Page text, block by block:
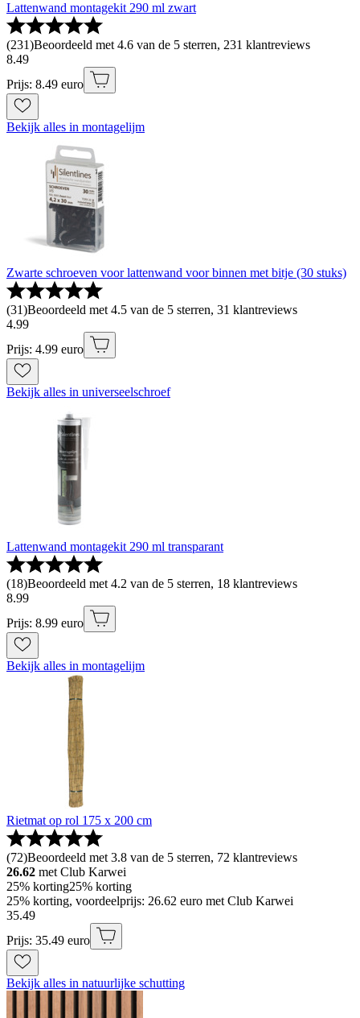
Lattenwand montagekit 290 ml zwart
(231)Beoordeeld met 4.6 van de 5 sterren, 231 klantreviews
8.49
Prijs: 8.49 euro
Bekijk alles in montagelijm
Zwarte schroeven voor lattenwand voor binnen met bitje (30 stuks)
(31)Beoordeeld met 4.5 van de 5 sterren, 31 klantreviews
4.99
Prijs: 4.99 euro
Bekijk alles in universeelschroef
Lattenwand montagekit 290 ml transparant
(18)Beoordeeld met 4.2 van de 5 sterren, 18 klantreviews
8.99
Prijs: 8.99 euro
Bekijk alles in montagelijm
Rietmat op rol 175 x 200 cm
(72)Beoordeeld met 3.8 van de 5 sterren, 72 klantreviews
26.62 met Club Karwei
25% korting25% korting
25% korting, voordeelprijs: 26.62 euro met Club Karwei
35.49
Prijs: 35.49 euro
Bekijk alles in natuurlijke schutting